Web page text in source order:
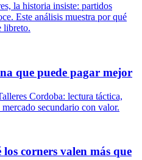
la historia insiste: partidos
Este análisis muestra por qué
libreto.
que puede pagar mejor
Cordoba: lectura táctica,
secundario con valor.
corners valen más que